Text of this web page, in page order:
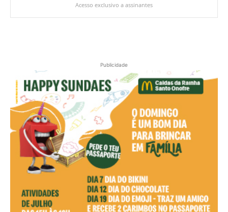
Acesso exclusivo a assinantes
Publicidade